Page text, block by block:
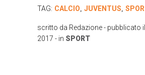
TAG: CALCIO, JUVENTUS,
scritto da Redazione- pubblicato il
2017 - in SPORT